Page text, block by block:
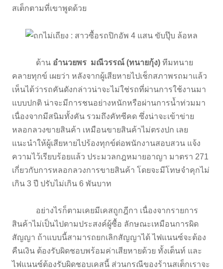
สเต็กตามที่เขาพูดด้วย
ด้าน อำนวยพร มณีวรรณ์ (ทนายกุ้ง) ทีมทนาย
คลายทุกข์ เผยว่า หลังจากผู้เสียหายไปเช็กสภาพรถมาแล้ว
เห็นได้ว่ารถคันดังกล่าวน่าจะไม่ใช่รถที่ผ่านการใช้งานมา
แบบปกติ น่าจะมีการชนอย่างหนักหรือผ่านการน้ำท่วมมา
เนื่องจากมีสนิมทั้งคัน รวมถึงคัทซีคด ซึ่งน่าจะเข้าข่าย
หลอกลวงขายสินค้า เหมือนขายสินค้าไม่ตรงปก เลย
แนะนำให้ผู้เสียหายไปร้องทุกข์ต่อพนักงานสอบสวน แจ้ง
ความไว้เรียบร้อยแล้ว ประมวลกฎหมายอาญา มาตรา 271
เกี่ยวกับการหลอกลวงการขายสินค้า โดยจะมีโทษจำคุกไม่
เกิน 3 ปี ปรับไม่เกิน 6 พันบาท
อย่างไรก็ตามเคยมีเคสถูกฎีกา เนื่องจากรายการ
สินค้าไม่เป็นไปตามประสงค์ผู้ซื้อ ลักษณะเหมือนการผิด
สัญญา ถ้าแบบนี้สามารถยกเลิกสัญญาได้ ไฟแนนซ์จะต้อง
คืนเงิน ต้องรับผิดชอบพร้อมค่าเสียหายด้วย ทั้งเต็นท์ และ
ไฟแนนซ์ต้องรับผิดชอบเคสนี้ ส่วนกรณีของร้านสเต็กเราจะ